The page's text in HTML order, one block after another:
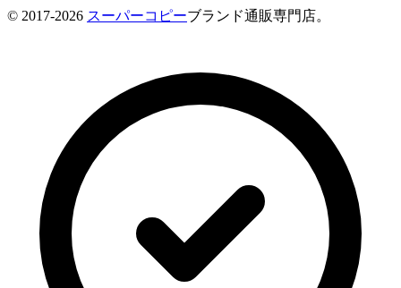
© 2017-2026 スーパーコピーブランド通販専門店。